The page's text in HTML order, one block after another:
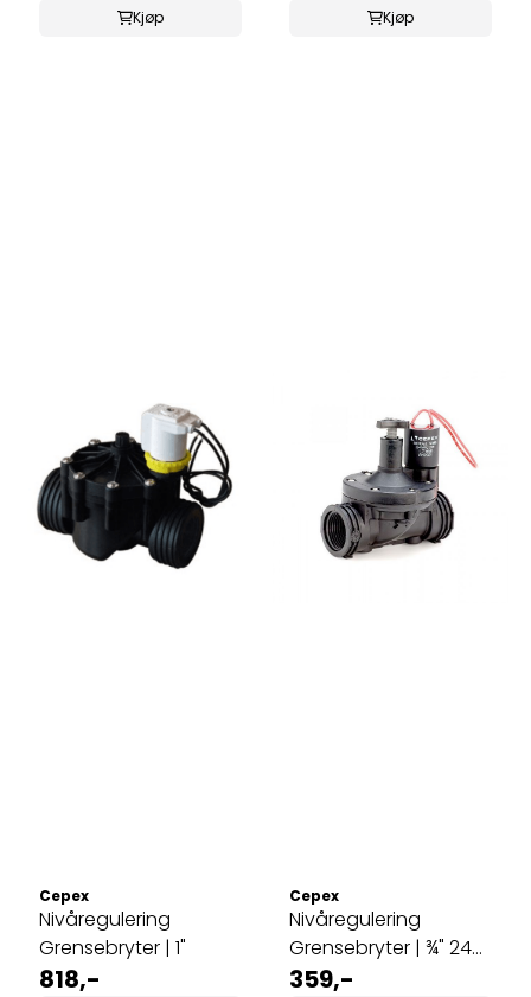
Kjøp Kjøp
Cepex
Nivåregulering
Grensebryter | 1"
818,-
Cepex
Nivåregulering
Grensebryter | ¾" 24V
AC
359,-